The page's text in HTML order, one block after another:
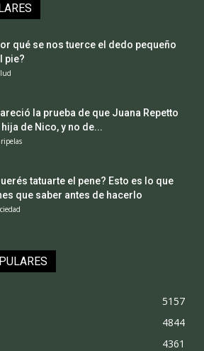
qué se nos tuerce el dedo pequeño
pie?
la prueba de que Juana Repetto
hija de Nico, y no de...
tatuarte el pene? Esto es lo que
que saber antes de hacerlo
5157
4844
4361